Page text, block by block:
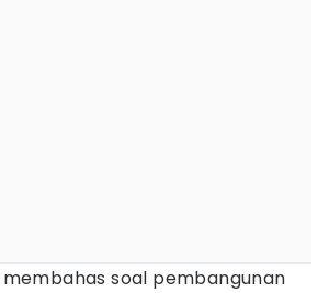
membahas soal pembangunan